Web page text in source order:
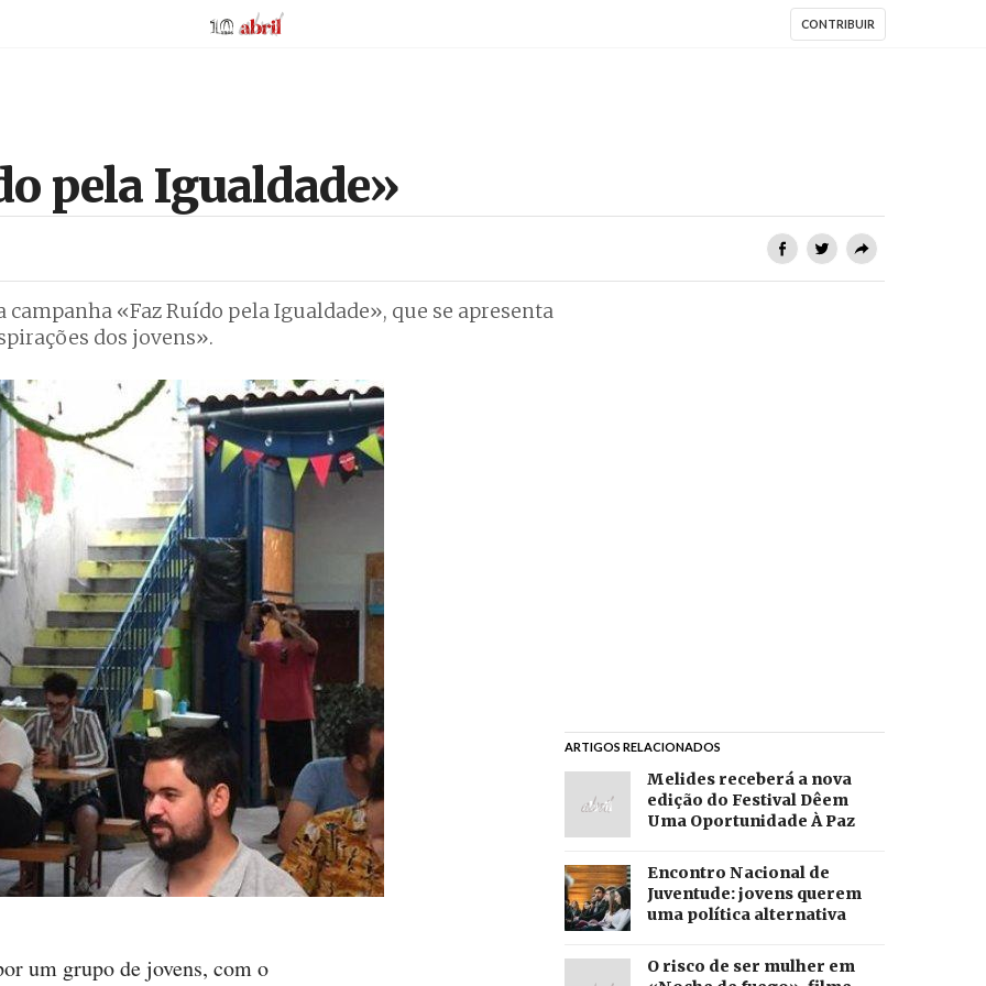
AbrilAbril CONTRIBUIR
pela Igualdade»
«Faz Ruído pela Igualdade», que se apresenta
dos jovens».
um grupo de jovens, com o
ARTIGOS RELACIONADOS
Melides receberá a nova
edição do Festival Dêem
Uma Oportunidade À Paz
Encontro Nacional de
Juventude: jovens querem
uma política alternativa
O risco de ser mulher em